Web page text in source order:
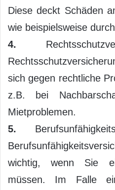
Diese deckt Schäden
wie beispielsweise
4.
sich gegen rechtliche
z.B. bei
Mietproblemen.
5.
wichtig, wenn Sie
müssen. Im Falle